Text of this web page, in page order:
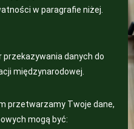
w paragrafie niżej.
przekazywania danych do
międzynarodowej.
przetwarzamy Twoje dane,
mogą być: